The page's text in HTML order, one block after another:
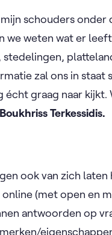
schouders
we weten wat er
zal ons in
graag naar
Terkessidis.
ook van zich
(met open en
antwoorden op